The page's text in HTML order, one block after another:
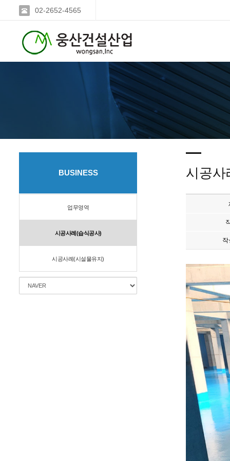
02-2652-4565
BUSINESS
업무영역
시공사례(습식공사)
시공사례(시설물유지)
시공사
작